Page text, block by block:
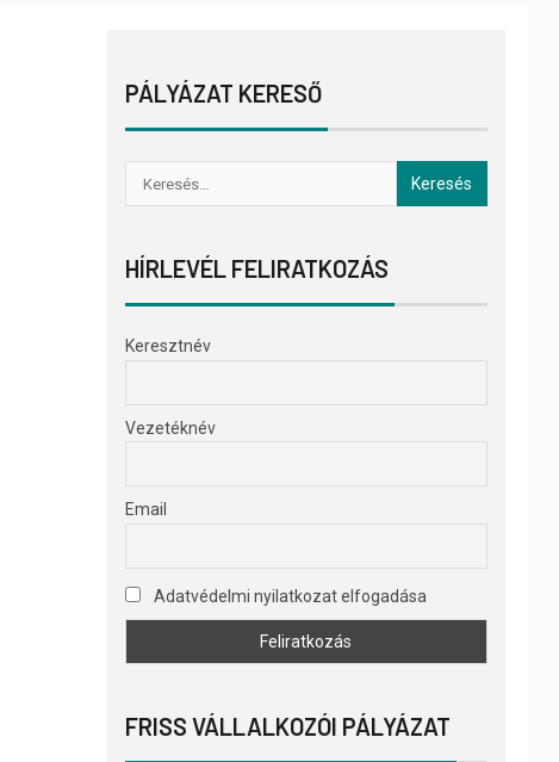
PÁLYÁZAT KERESŐ
HÍRLEVÉL FELIRATKOZÁS
Keresztnév
Vezetéknév
Email
Adatvédelmi nyilatkozat elfogadása
FRISS VÁLLALKOZÓI PÁLYÁZAT